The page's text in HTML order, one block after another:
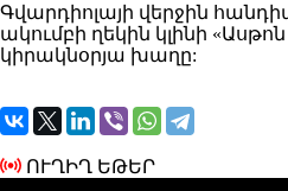
Գվարդիոլայի վերջին
ակումբի ղեկին կլինի
կիրակնօրյա խաղը:
ՈՒՂԻՂ ԵԹԵՐ